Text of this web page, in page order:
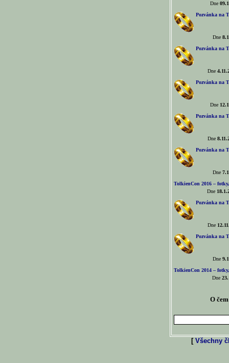
Dne
Pozvánka na
Dne
Pozvánka na
Dne
Pozvánka na
Dne
Pozvánka na
Dne
Pozvánka na
Dne
TolkienCon 2016 –
Dne
Pozvánka na
Dne
Pozvánka na
Dne
TolkienCon 2014 –
Dne
O
[ Všechny